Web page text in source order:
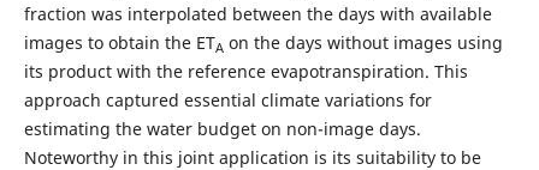
fraction was interpolated between the days with available
images to obtain the ETA on the days without images using
its product with the reference evapotranspiration. This
approach captured essential climate variations for
estimating the water budget on non-image days.
Noteworthy in this joint application is its suitability to be